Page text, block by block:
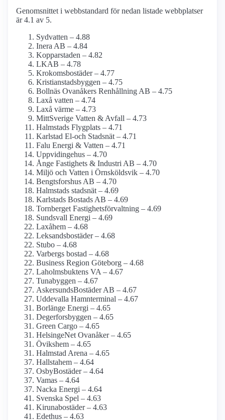
Genomsnittet i webbstandard för nedan listade webbplatser
är 4.1 av 5.
Sydvatten – 4.88
Inera AB – 4.84
Kopparstaden – 4.82
LKAB – 4.78
Krokoms­bostäder – 4.77
Kristianstadsbyggen – 4.75
Bollnäs Ovanåkers Renhållning AB – 4.75
Laxå vatten – 4.74
Laxå värme – 4.73
MittSverige Vatten & Avfall – 4.73
Halmstads Flygplats – 4.71
Karlstad El-och Stadsnät – 4.71
Falu Energi & Vatten – 4.71
Uppvidingehus – 4.70
Ånge Fastighets & Industri AB – 4.70
Miljö och Vatten i Örnsköldsvik – 4.70
Bengtsforshus AB – 4.70
Halmstads stadsnät – 4.69
Karlstads Bostads AB – 4.69
Tornberget Fastighetsförvaltning – 4.69
Sundsvall Energi – 4.69
Laxåhem – 4.68
Leksandsbostäder – 4.68
Stubo – 4.68
Varbergs bostad – 4.68
Business Region Göteborg – 4.68
Laholmsbuktens VA – 4.67
Tunabyggen – 4.67
AskersundsBostäder AB – 4.67
Uddevalla Hamnterminal – 4.67
Borlänge Energi – 4.65
Degerforsbyggen – 4.65
Green Cargo – 4.65
HelsingeNet Ovanåker – 4.65
Övikshem – 4.65
Halmstad Arena – 4.65
Hallstahem – 4.64
OsbyBostäder – 4.64
Vamas – 4.64
Nacka Energi – 4.64
Svenska Spel – 4.63
Kirunabostäder – 4.63
Edethus – 4.63